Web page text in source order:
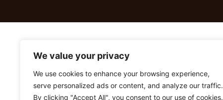
We value your privacy
We use cookies to enhance your browsing experience,
serve personalized ads or content, and analyze our traffic.
By clicking "Accept All", you consent to our use of cookies.